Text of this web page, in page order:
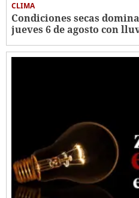
CLIMA
Condiciones secas
jueves 6 de agosto con